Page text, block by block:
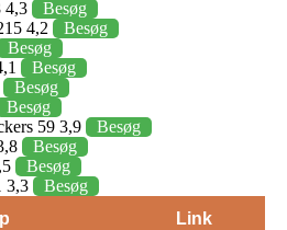
4,3
Besøg
4,2
Besøg
Besøg
Besøg
Besøg
Besøg
59 3,9
Besøg
Besøg
Besøg
3,3
Besøg
Link